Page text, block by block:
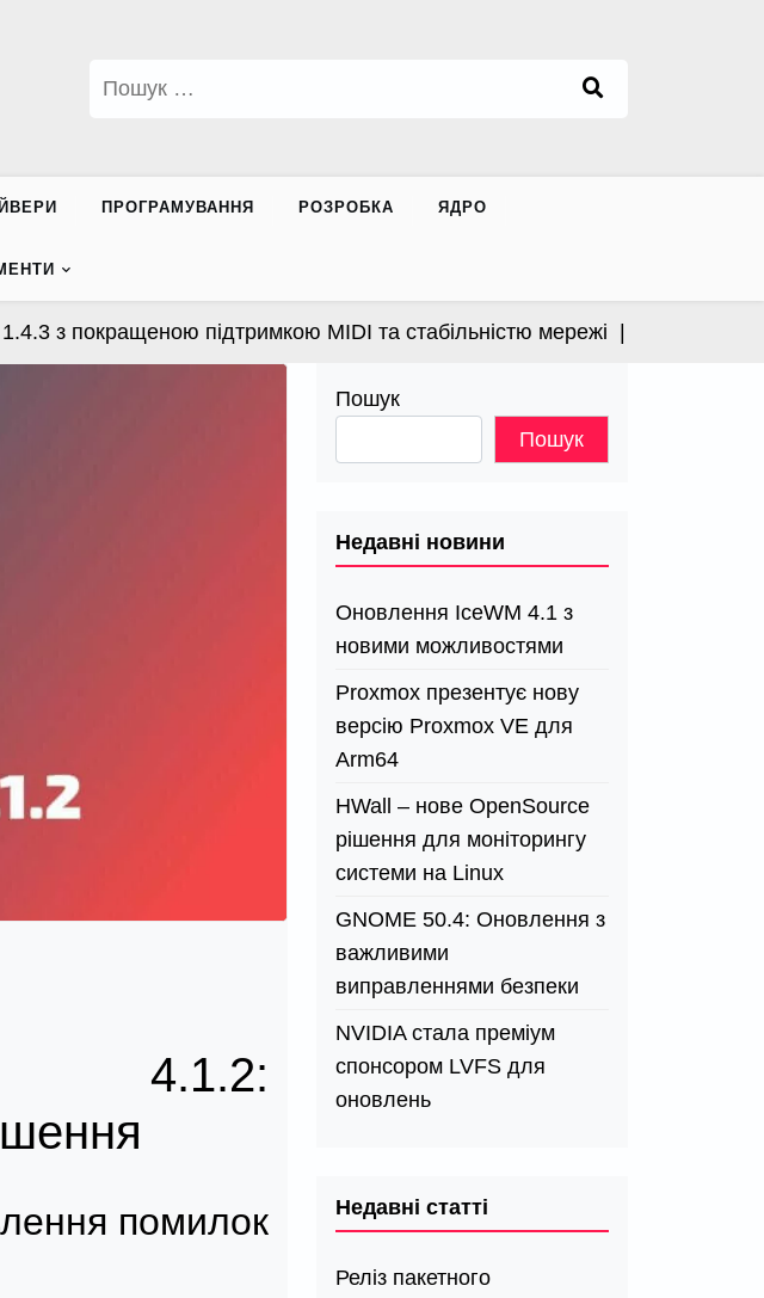
ПРОГРАМУВАННЯ РОЗРОБКА ЯДРО
з покращеною підтримкою MIDI та стабільністю мережі |Apple
4.1.2:
помилок
Пошук
Пошук
Недавні новини
Оновлення IceWM 4.1 з
новими можливостями
Proxmox презентує нову
версію Proxmox VE для
Arm64
HWall – нове OpenSource
рішення для моніторингу
системи на Linux
GNOME 50.4: Оновлення з
важливими
виправленнями безпеки
NVIDIA стала преміум
спонсором LVFS для
оновлень
Недавні статті
Реліз пакетного